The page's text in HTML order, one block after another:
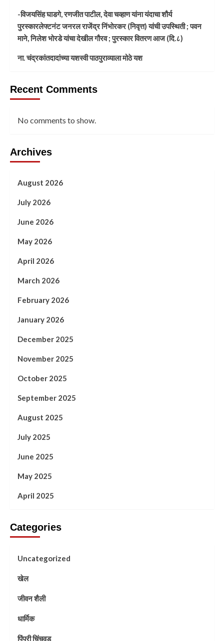
-विजयसिंह घाडगे, रणजीत पाटील, देवा चव्हाण यांना यंदाचा शौर्य
पुरस्कारलेफ्टनंट जनरल राजेंद्र निंभोरकर (निवृत्त) यांची उपस्थिती ; पवन
माने, निलेश भोरडे यांचा देखील गौरव ; पुरस्कार वितरण आज (दि.८)
ना. चंद्रकांतदादांच्या यशस्वी पाठपुराव्याला मोठे यश
Recent Comments
No comments to show.
Archives
August 2026
July 2026
June 2026
May 2026
April 2026
March 2026
February 2026
January 2026
December 2025
November 2025
October 2025
September 2025
August 2025
July 2025
June 2025
May 2025
April 2025
Categories
Uncategorized
खेल
जीवन शैली
धार्मिक
पिंपरी चिंचवड़